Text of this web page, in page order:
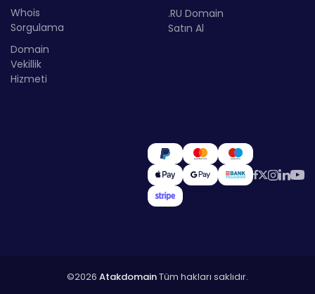
Whois
Sorgulama
Domain
Vekillik
Hizmeti
.RU Domain
Satın Al
©2026 AtakdomainTüm hakları saklıdır.